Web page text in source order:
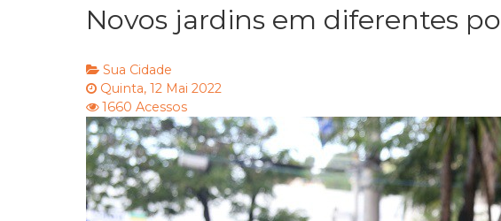
Novos jardins em diferentes
Sua Cidade
Quinta, 12 Mai 2022
1660 Acessos